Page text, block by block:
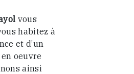
vous
habitez à
et d’un
oeuvre
ainsi